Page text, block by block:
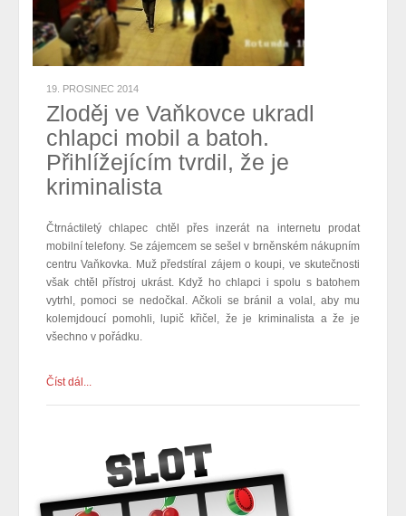
19. PROSINEC 2014
Zloděj ve Vaňkovce ukradl
chlapci mobil a batoh.
Přihlížejícím tvrdil, že je
kriminalista
Čtrnáctiletý chlapec chtěl přes inzerát na internetu prodat
mobilní telefony. Se zájemcem se sešel v brněnském nákupním
centru Vaňkovka. Muž předstíral zájem o koupi, ve skutečnosti
však chtěl přístroj ukrást. Když ho chlapci i spolu s batohem
vytrhl, pomoci se nedočkal. Ačkoli se bránil a volal, aby mu
kolemjdoucí pomohli, lupič křičel, že je kriminalista a že je
všechno v pořádku.
Číst dál...